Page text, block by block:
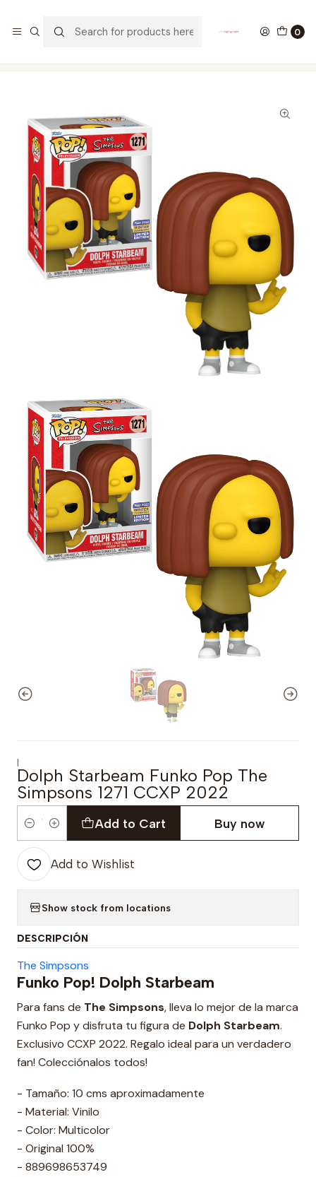
0
|
Dolph Starbeam Funko Pop The
Simpsons 1271 CCXP 2022
Quantity
Add to Cart Buy now
Add to Wishlist
Show stock from locations
DESCRIPCIÓN
The Simpsons
Funko Pop! Dolph Starbeam
Para fans de The Simpsons, lleva lo mejor de la marca
Funko Pop y disfruta tu figura de Dolph Starbeam.
Exclusivo CCXP 2022. Regalo ideal para un verdadero
fan! Colecciónalos todos!
- Tamaño: 10 cms aproximadamente
- Material: Vinilo
- Color: Multicolor
- Original 100%
- 889698653749